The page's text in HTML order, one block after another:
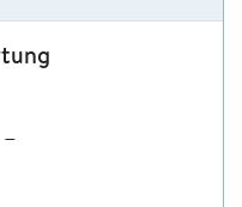
–